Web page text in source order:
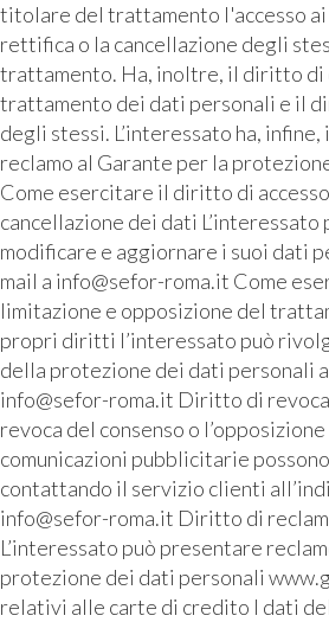
titolare del trattamento l'accesso
rettifica o la cancellazione degli
trattamento. Ha, inoltre, il diritto di
trattamento dei dati personali e il
degli stessi. L’interessato ha,
reclamo al Garante per la
Come esercitare il diritto di
cancellazione dei dati L’interessato
modificare e aggiornare i suoi dati
mail a info@sefor-roma.it Come
limitazione e opposizione del
propri diritti l’interessato può
della protezione dei dati personali
info@sefor-roma.it Diritto di
revoca del consenso o
comunicazioni pubblicitarie
contattando il servizio clienti
info@sefor-roma.it Diritto di
L’interessato può presentare
protezione dei dati personali
relativi alle carte di credito I dati